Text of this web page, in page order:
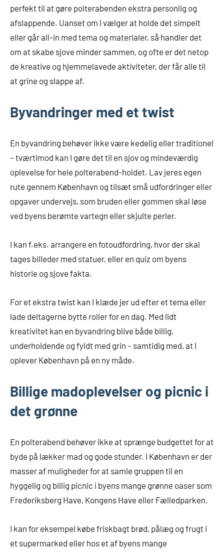
perfekt til at gøre polterabenden ekstra personlig og
afslappende. Uanset om I vælger at holde det simpelt
eller går all-in med tema og materialer, så handler det
om at skabe sjove minder sammen, og ofte er det netop
de kreative og hjemmelavede aktiviteter, der får alle til
at grine og slappe af.
Byvandringer med et twist
En byvandring behøver ikke være kedelig eller traditionel
– tværtimod kan I gøre det til en sjov og mindeværdig
oplevelse for hele polterabend-holdet. Lav jeres egen
rute gennem København og tilsæt små udfordringer eller
opgaver undervejs, som bruden eller gommen skal løse
ved byens berømte vartegn eller skjulte perler.
I kan f.eks. arrangere en fotoudfordring, hvor der skal
tages billeder med statuer, eller en quiz om byens
historie og sjove fakta.
For et ekstra twist kan I klæde jer ud efter et tema eller
lade deltagerne bytte roller for en dag. Med lidt
kreativitet kan en byvandring blive både billig,
underholdende og fyldt med grin – samtidig med, at I
oplever København på en ny måde.
Billige madoplevelser og picnic i
det grønne
En polterabend behøver ikke at sprænge budgettet for at
byde på lækker mad og gode stunder. I København er der
masser af muligheder for at samle gruppen til en
hyggelig og billig picnic i byens mange grønne oaser som
Frederiksberg Have, Kongens Have eller Fælledparken.
I kan for eksempel købe friskbagt brød, pålæg og frugt i
et supermarked eller hos et af byens mange